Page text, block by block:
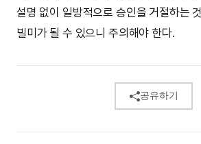
설명 없이 일방적으로 승인을 거절하는
빌미가 될 수 있으니 주의해야 한다.
공유하기